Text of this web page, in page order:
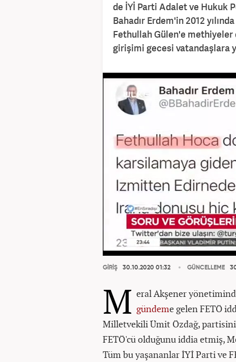
de İYİ Parti Adalet ve Hukuk
Bahadır Erdem'in 2012
Fethullah Gülen'e methiyeler
girişimi gecesi vatandaşlara
GİRİŞ 30.10.2020 01:32 GÜNCELLEME
M eral Akşener
gündeme gelen FETÖ
Milletvekili Ümit Özdağ,
FETÖ'cü olduğunu iddia etmiş,
Tüm bu yaşananlar İYİ Parti ve